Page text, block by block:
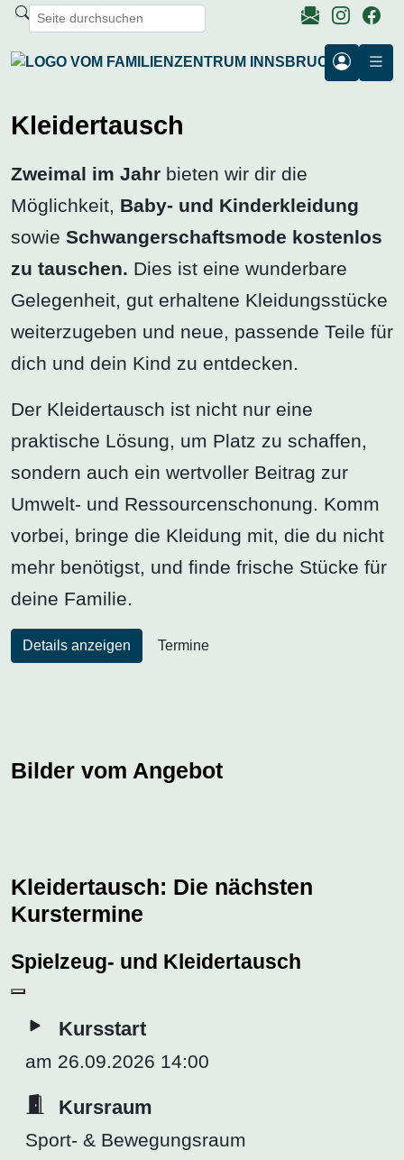
Kleidertausch
Zweimal im Jahr bieten wir dir die
Möglichkeit, Baby- und Kinderkleidung
sowie Schwangerschaftsmode kostenlos
zu tauschen. Dies ist eine wunderbare
Gelegenheit, gut erhaltene Kleidungsstücke
weiterzugeben und neue, passende Teile für
dich und dein Kind zu entdecken.
Der Kleidertausch ist nicht nur eine
praktische Lösung, um Platz zu schaffen,
sondern auch ein wertvoller Beitrag zur
Umwelt- und Ressourcenschonung. Komm
vorbei, bringe die Kleidung mit, die du nicht
mehr benötigst, und finde frische Stücke für
deine Familie.
Details anzeigen Termine
Bilder vom Angebot
Kleidertausch: Die nächsten
Kurstermine
Spielzeug- und Kleidertausch
Kursstart
am 26.09.2026 14:00
Kursraum
Sport- & Bewegungsraum